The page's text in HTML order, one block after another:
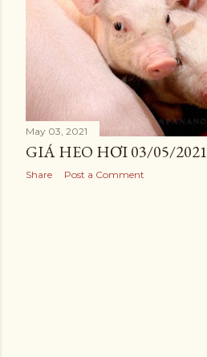
May 03, 2021
GIÁ HEO HƠI 03/05/2021
Share Post a Comment